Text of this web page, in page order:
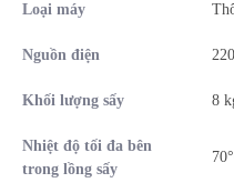
BẢNG ĐIỀU
Loại máy
Nguồn điện
Khối lượng sấy 8
Nhiệt độ tối đa bên
trong lồng sấy